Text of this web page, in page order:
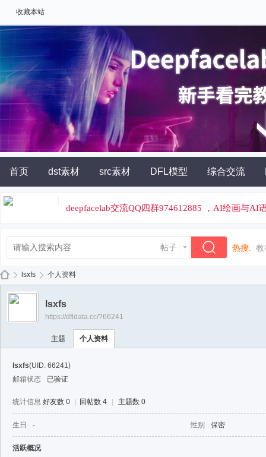
收藏本站
首页 dst素材 src素材 DFL模型 综合交流
AI角色扮演
deepfacelab交流QQ四群974612885 ，AI绘画与AI
帖子
热搜: 教
›
lsxfs
›
个人资料
lsxfs
https://dfldata.cc/?66241
主题 个人资料
lsxfs(UID: 66241)
邮箱状态
已验证
统计信息 好友数 0 回帖数 4 主题数 0
生日 - 性别 保密
活跃概况